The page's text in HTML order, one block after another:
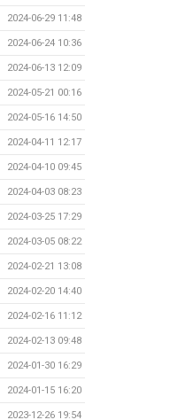
2024-06-29 11:48
2024-06-24 10:36
2024-06-13 12:09
2024-05-21 00:16
2024-05-16 14:50
2024-04-11 12:17
2024-04-10 09:45
2024-04-03 08:23
2024-03-25 17:29
2024-03-05 08:22
2024-02-21 13:08
2024-02-20 14:40
2024-02-16 11:12
2024-02-13 09:48
2024-01-30 16:29
2024-01-15 16:20
2023-12-26 19:54